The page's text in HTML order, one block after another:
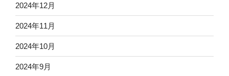
2024年12月
2024年11月
2024年10月
2024年9月